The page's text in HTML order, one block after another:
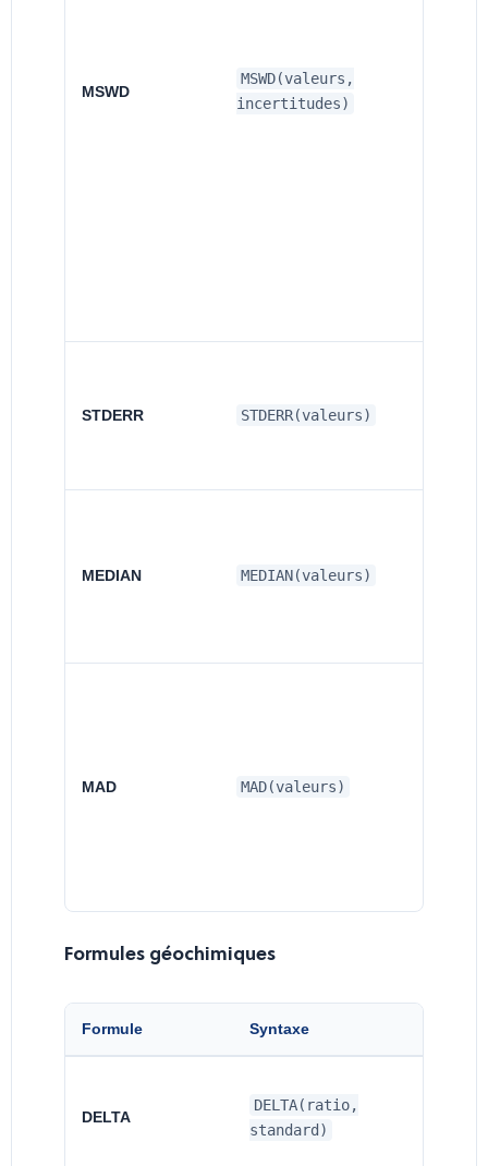
MSWD
MSWD(valeurs,
incertitudes)
STDERR STDERR(valeurs)
MEDIAN MEDIAN(valeurs)
MAD MAD(valeurs)
Formules géochimiques
Formule Syntaxe
DELTA
DELTA(ratio,
standard)